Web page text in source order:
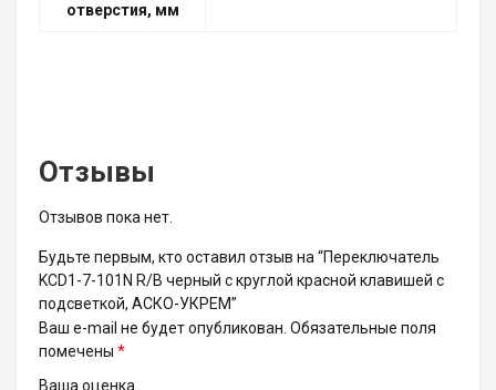
отверстия, мм
Отзывы
Отзывов пока нет.
Будьте первым, кто оставил отзыв на “Переключатель
KCD1-7-101N R/B черный с круглой красной клавишей с
подсветкой, АСКО-УКРЕМ”
Ваш e-mail не будет опубликован. Обязательные поля
помечены *
Ваша оценка